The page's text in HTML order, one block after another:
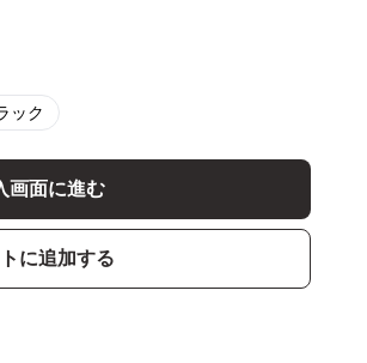
ック
画面に進む
に追加する